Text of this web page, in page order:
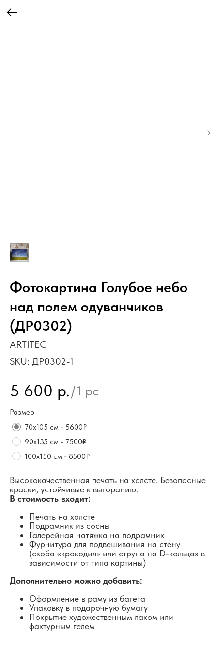
Фотокартина Голубое небо
над полем одуванчиков
(ДР0302)
ARTITEC
SKU: ДР0302-1
5 600 р./1 pc
Размер
70х105 см - 5600₽
90х135 см - 7500₽
100х150 см - 8500₽
Высококачественная печать на холсте. Безопасные
краски, устойчивые к выгоранию.
В стоимость входит:
Печать на холсте
Подрамник из сосны
Галерейная натяжка на подрамник
Фурнитура для подвешивания на стену
(скоба «крокодил» или струна на D-кольцах в
зависимости от типа картины)
Дополнительно можно добавить:
Оформление в раму из багета
Упаковку в подарочную бумагу
Покрытие художественным лаком или
фактурным гелем